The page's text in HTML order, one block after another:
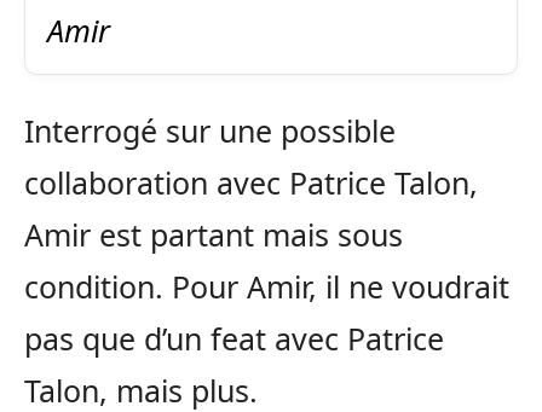
Amir
Interrogé sur une possible
collaboration avec Patrice Talon,
Amir est partant mais sous
condition. Pour Amir, il ne voudrait
pas que d’un feat avec Patrice
Talon, mais plus.